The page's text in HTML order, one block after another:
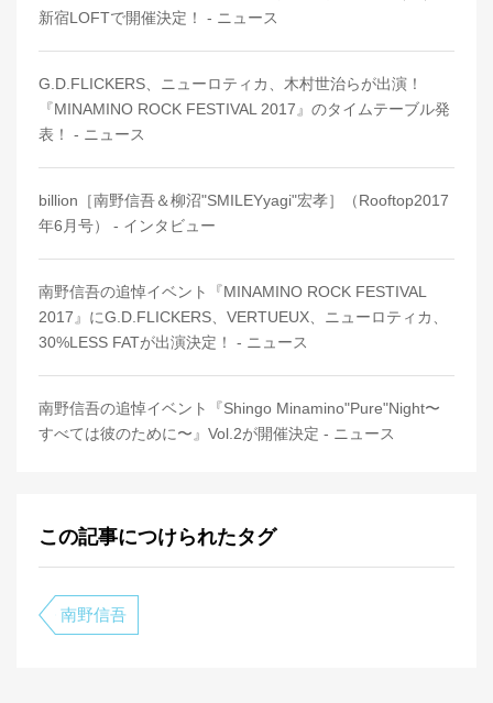
新宿LOFTで開催決定！ - ニュース
G.D.FLICKERS、ニューロティカ、木村世治らが出演！
『MINAMINO ROCK FESTIVAL 2017』のタイムテーブル発
表！ - ニュース
billion［南野信吾＆柳沼"SMILEYyagi"宏孝］（Rooftop2017
年6月号） - インタビュー
南野信吾の追悼イベント『MINAMINO ROCK FESTIVAL
2017』にG.D.FLICKERS、VERTUEUX、ニューロティカ、
30%LESS FATが出演決定！ - ニュース
南野信吾の追悼イベント『Shingo Minamino"Pure"Night〜
すべては彼のために〜』Vol.2が開催決定 - ニュース
この記事につけられたタグ
南野信吾